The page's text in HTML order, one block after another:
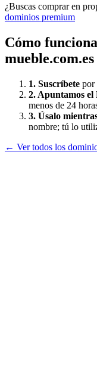
¿Buscas comprar en
dominios premium
Cómo
mueble.com.es
1. Suscríbete por
2. Apuntamos el
menos de 24
3. Úsalo
nombre; tú lo
← Ver todos los